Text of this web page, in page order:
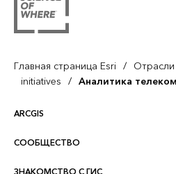
Главная страница Esri / Отрасли
initiatives / Аналитика
ARCGIS
Обзор ArcGIS
СООБЩЕСТВО